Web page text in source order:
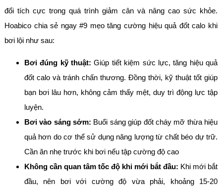
đổi tích cực trong quá trình giảm cân và nâng cao sức khỏe.
Hoabico chia sẻ ngay #9 mẹo tăng cường hiệu quả đốt calo khi
bơi lội như sau:
Bơi đúng kỹ thuật: Giúp tiết kiệm sức lực, tăng hiệu quả
đốt calo và tránh chấn thương. Đồng thời, kỹ thuật tốt giúp
bạn bơi lâu hơn, không cảm thấy mệt, duy trì động lực tập
luyện.
Bơi vào sáng sớm: Buổi sáng giúp đốt cháy mỡ thừa hiệu
quả hơn do cơ thể sử dụng năng lượng từ chất béo dự trữ.
Cần ăn nhẹ trước khi bơi nếu tập cường độ cao
Không cần quan tâm tốc độ khi mới bắt đầu: Khi mới bắt
đầu, nên bơi với cường độ vừa phải, khoảng 15-20